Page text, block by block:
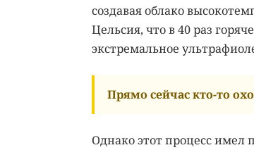
создавая облако
Цельсия, что в 40 раз
экстремальное
Прямо сейчас кто-то
Однако этот процесс имел